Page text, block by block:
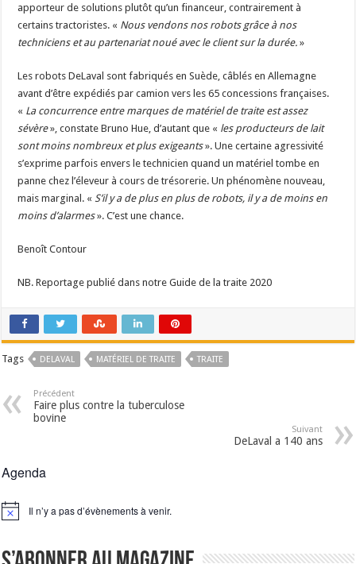
apporteur de solutions plutôt qu’un financeur, contrairement à
certains tractoristes. « Nous vendons nos robots grâce à nos
techniciens et au partenariat noué avec le client sur la durée. »
Les robots DeLaval sont fabriqués en Suède, câblés en Allemagne
avant d’être expédiés par camion vers les 65 concessions françaises.
« La concurrence entre marques de matériel de traite est assez
sévère», constate Bruno Hue, d’autant que « les producteurs de lait
sont moins nombreux et plus exigeants». Une certaine agressivité
s’exprime parfois envers le technicien quand un matériel tombe en
panne chez l’éleveur à cours de trésorerie. Un phénomène nouveau,
mais marginal. «S’il y a de plus en plus de robots, il y a de moins en
moins d’alarmes». C’est une chance.
Benoît Contour
NB. Reportage publié dans notre Guide de la traite 2020
Tags DELAVAL MATÉRIEL DE TRAITE TRAITE
Précédent
Faire plus contre la tuberculose
bovine
Suivant
DeLaval a 140 ans
Agenda
Notice Il n’y a pas d’évènements à venir.